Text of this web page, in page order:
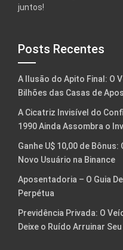
juntos!
Posts Recentes
A Ilusão do Apito Final: O
Bilhões das Casas de
A Cicatriz Invisível do
1990 Ainda Assombra o
Ganhe U$ 10,00 de
Novo Usuário na Binance
Aposentadoria – O Guia
Perpétua
Previdência Privada: O
Deixe o Ruído Arruinar